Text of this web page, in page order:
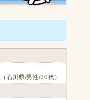
（石川県/男性/70代）